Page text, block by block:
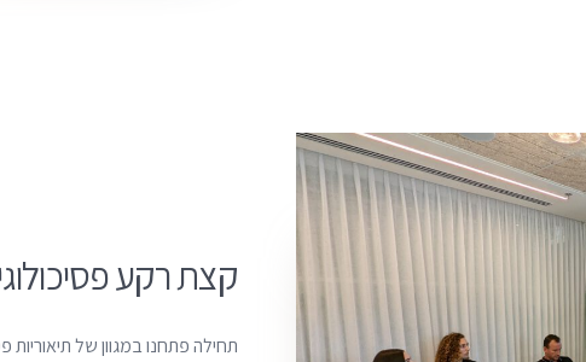
קצת רקע פסיכולוגי
תחילה פתחנו במגוון של תיאוריות